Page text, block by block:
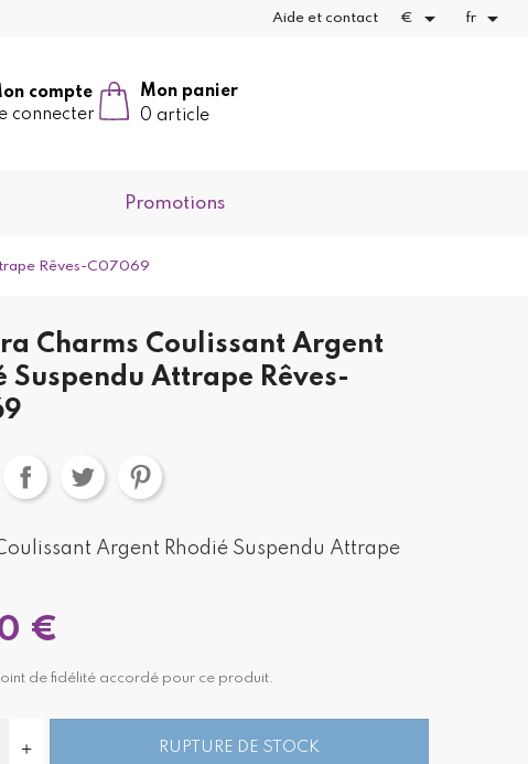
Aide et contact €  fr 
Mon panier
0 article
compte
connecter
Promotions
Rêves-C07069
Charms Coulissant Argent
Suspendu Attrape Rêves-
Argent Rhodié Suspendu Attrape
€
de fidélité accordé pour ce produit.
RUPTURE DE STOCK